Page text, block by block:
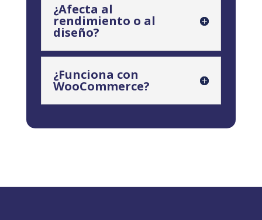
¿Afecta al
rendimiento o al
diseño?
¿Funciona con
WooCommerce?